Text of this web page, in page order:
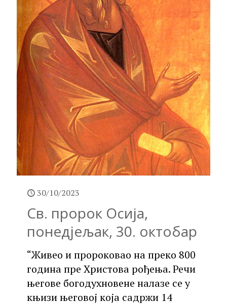
30/10/2023
Св. пророк Осија,
понедјељак, 30. октобар
“Живео и пророковао на преко 800
година пре Христова рођења. Речи
његове богодухновене налазе се у
књизи његовој која садржи 14